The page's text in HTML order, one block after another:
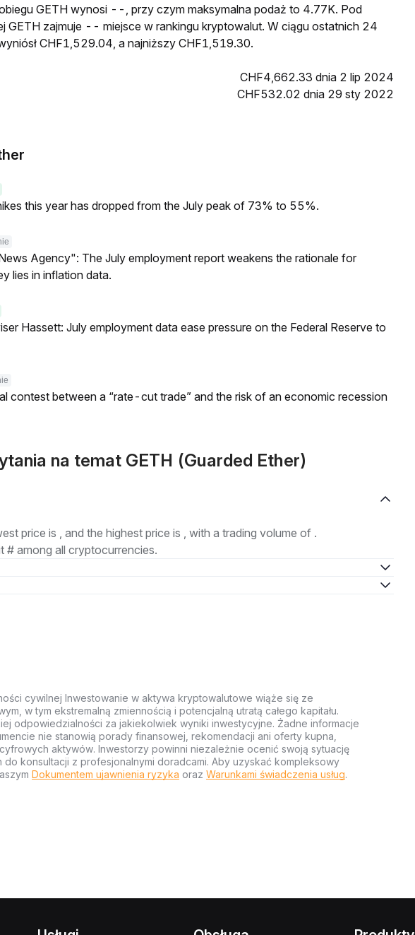
GETH wynosi --, przy czym maksymalna podaż to 4.77K. Pod
GETH zajmuje -- miejsce w rankingu kryptowalut. W ciągu ostatnich 24
CHF1,529.04, a najniższy CHF1,519.30.
CHF4,662.33 dnia 2 lip 2024
CHF532.02 dnia 29 sty 2022
this year has dropped from the July peak of 73% to 55%.
Agency": The July employment report weakens the rationale for
lies in inflation data.
Hassett: July employment data ease pressure on the Federal Reserve to
contest between a “rate-cut trade” and the risk of an economic recession
na temat GETH (Guarded Ether)
price is , and the highest price is , with a trading volume of .
# among all cryptocurrencies.
cywilnej Inwestowanie w aktywa kryptowalutowe wiąże się ze
w tym ekstremalną zmiennością i potencjalną utratą całego kapitału.
odpowiedzialności za jakiekolwiek wyniki inwestycyjne. Żadne informacje
nie stanowią porady finansowej, rekomendacji ani oferty kupna,
aktywów. Inwestorzy powinni niezależnie ocenić swoją sytuację
do konsultacji z profesjonalnymi doradcami. Aby uzyskać kompleksowy
Dokumentem ujawnienia ryzyka oraz Warunkami świadczenia usług.